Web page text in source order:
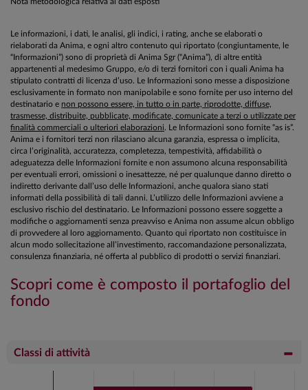
Le informazioni, i dati, le analisi, gli indici, i rating, anche se elaborati o
rielaborati da Anima, e ogni altro contenuto qui riportato (congiuntamente, le
“Informazioni”) sono di proprietà di Anima Sgr (“Anima”), di altre entità
appartenenti al medesimo Gruppo, e/o di terzi fornitori con i quali Anima ha
stipulato contratti di licenza d’uso. Le Informazioni sono messe a disposizione
esclusivamente in formato non manipolabile e sono fornite per uso interno del
destinatario e non possono essere, in tutto o in parte, riprodotte, diffuse,
trasmesse, distribuite, pubblicate, modificate, comunicate a terzi o utilizzate per
finalità commerciali o ulteriori elaborazioni. Le Informazioni sono fornite “as is”.
Anima e i fornitori terzi non rilasciano alcuna garanzia, espressa o implicita,
circa l’originalità, accuratezza, completezza, tempestività, affidabilità o
adeguatezza delle Informazioni fornite e non assumono alcuna responsabilità
per eventuali errori, omissioni o inesattezze, né per qualunque danno diretto o
indiretto derivante dall’uso delle Informazioni, anche qualora siano stati
informati della possibilità di tali danni. L’utilizzo delle Informazioni avviene a
esclusivo rischio del destinatario. Le Informazioni possono essere soggette a
modifiche o aggiornamenti senza preavviso e Anima non assume alcun obbligo
di provvedere al loro aggiornamento. Quanto qui riportato non costituisce in
alcun modo sollecitazione all’investimento, raccomandazione personalizzata,
consulenza finanziaria, né offerta al pubblico di prodotti o servizi finanziari.
Scopri come è composto il portafoglio del
fondo
Classi di attività